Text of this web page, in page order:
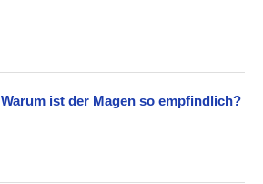
Warum ist der Magen so empfindlich?